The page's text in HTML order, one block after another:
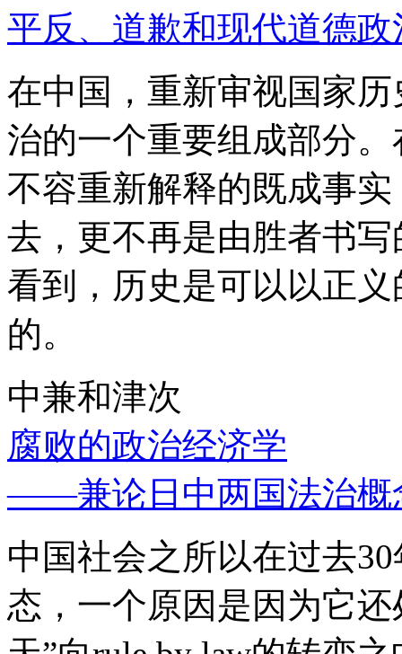
平反、道歉和现代道德政
在中国，重新审视国家
治的一个重要组成部分
不容重新解释的既成事
去，更不再是由胜者书
看到，历史是可以以正
的。
中兼和津次
腐败的政治经济学
——兼论日中两国法治概
中国社会之所以在过去
态，一个原因是因为它